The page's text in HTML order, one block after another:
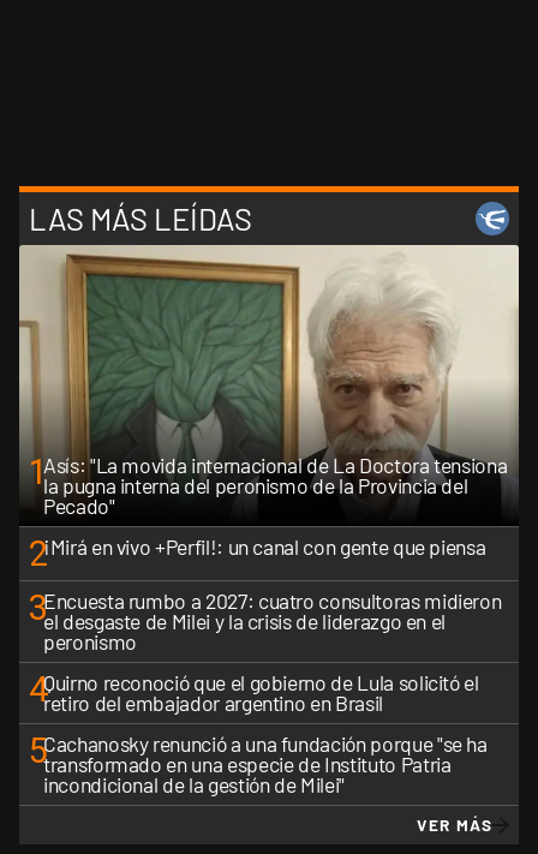
LAS MÁS LEÍDAS
1Asís: "La movida internacional de La Doctora tensiona
la pugna interna del peronismo de la Provincia del
Pecado"
2¡Mirá en vivo +Perfil!: un canal con gente que piensa
3Encuesta rumbo a 2027: cuatro consultoras midieron
el desgaste de Milei y la crisis de liderazgo en el
peronismo
4Quirno reconoció que el gobierno de Lula solicitó el
retiro del embajador argentino en Brasil
5Cachanosky renunció a una fundación porque "se ha
transformado en una especie de Instituto Patria
incondicional de la gestión de Milei"
VER MÁS